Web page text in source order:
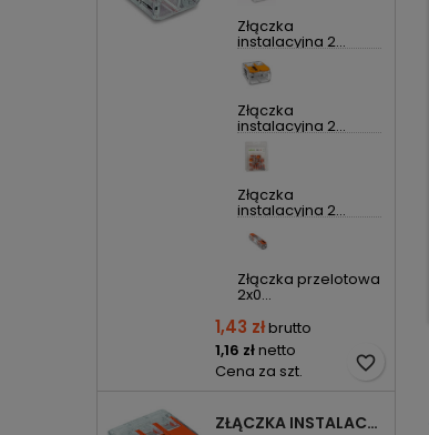
Złączka
instalacyjna 2...
Złączka
instalacyjna 2...
Złączka
instalacyjna 2...
Złączka przelotowa
2x0...
1,43 złbrutto
1,16 złnetto
Cena za szt.
favorite_border
ZŁĄCZKA INSTALACYJNA 3X UNIWERSALNA COMPACT 221-413 WAGO